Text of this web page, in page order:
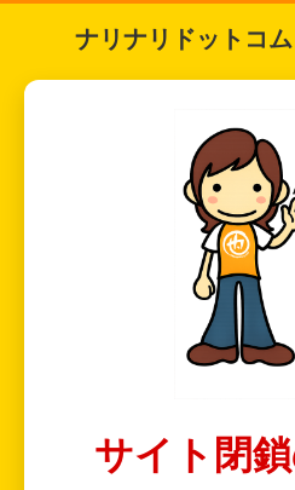
ナリナリドットコ
サイト閉